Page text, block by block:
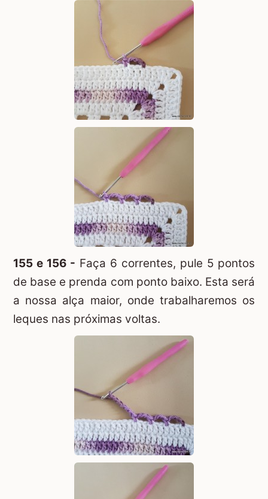
155 e 156 - Faça 6 correntes, pule 5 pontos
de base e prenda com ponto baixo. Esta será
a nossa alça maior, onde trabalharemos os
leques nas próximas voltas.